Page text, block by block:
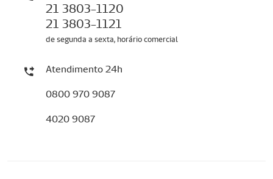
21 3803-1120
21 3803-1121
de segunda a sexta, horário comercial
Atendimento 24h
0800 970 9087
4020 9087